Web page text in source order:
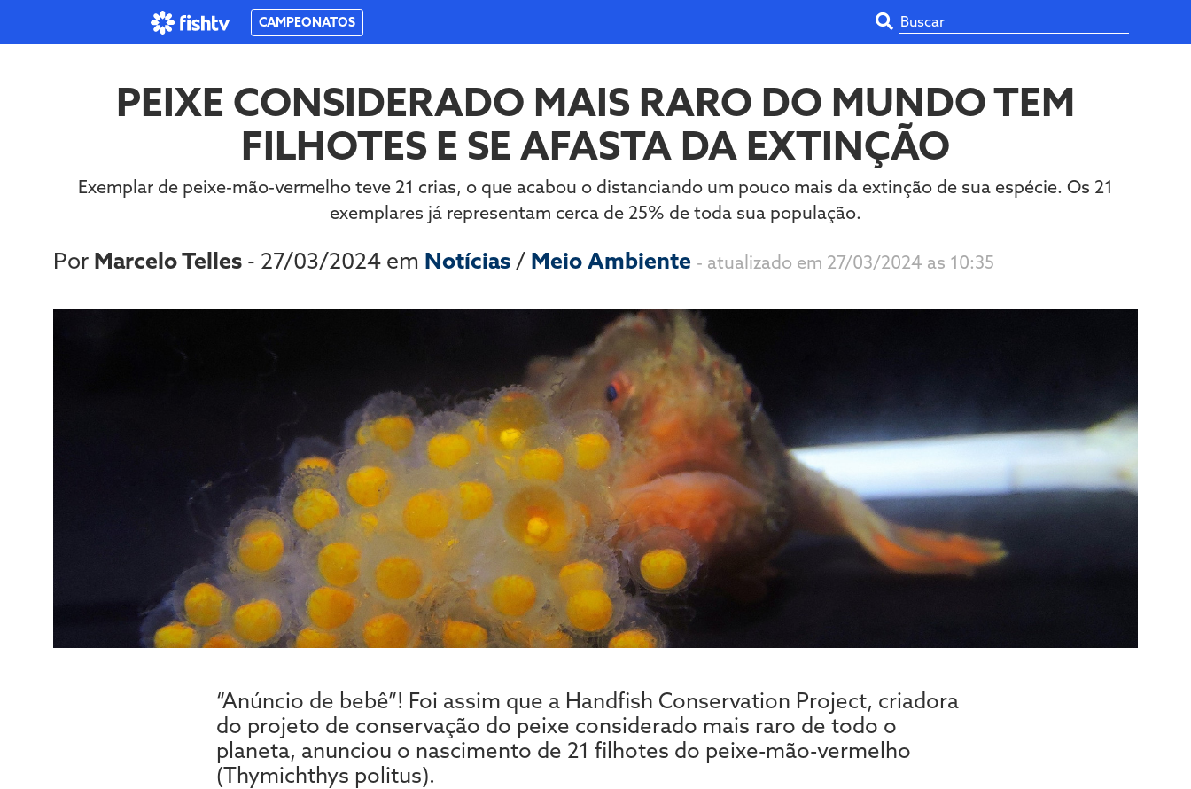
CAMPEONATOS
PEIXE CONSIDERADO MAIS RARO DO MUNDO TEM
FILHOTES E SE AFASTA DA EXTINÇÃO
Exemplar de peixe-mão-vermelho teve 21 crias, o que acabou o distanciando um pouco mais da extinção de sua espécie. Os 21
exemplares já representam cerca de 25% de toda sua população.
Por Marcelo Telles - 27/03/2024 em Notícias/ Meio Ambiente - atualizado em 27/03/2024 as 10:35
“Anúncio de bebê”! Foi assim que a Handfish Conservation Project, criadora
do projeto de conservação do peixe considerado mais raro de todo o
planeta, anunciou o nascimento de 21 filhotes do peixe-mão-vermelho
(Thymichthys politus).